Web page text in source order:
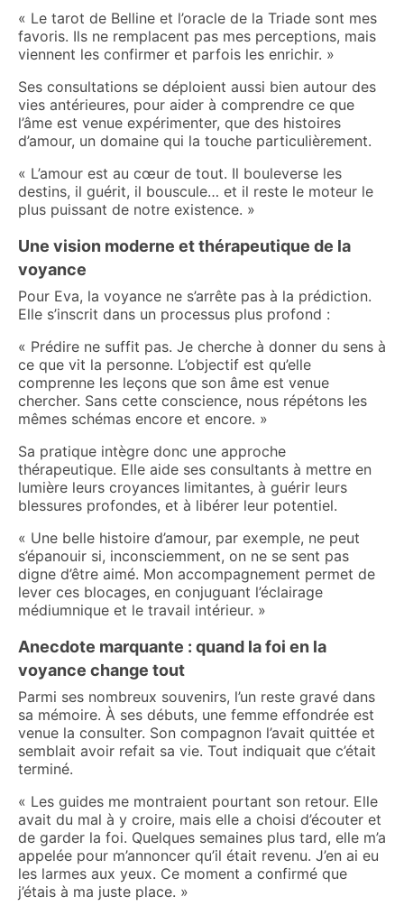
« Le tarot de Belline et l’oracle de la Triade sont mes
favoris. Ils ne remplacent pas mes perceptions, mais
viennent les confirmer et parfois les enrichir. »
Ses consultations se déploient aussi bien autour des
vies antérieures, pour aider à comprendre ce que
l’âme est venue expérimenter, que des histoires
d’amour, un domaine qui la touche particulièrement.
« L’amour est au cœur de tout. Il bouleverse les
destins, il guérit, il bouscule… et il reste le moteur le
plus puissant de notre existence. »
Une vision moderne et thérapeutique de la
voyance
Pour Eva, la voyance ne s’arrête pas à la prédiction.
Elle s’inscrit dans un processus plus profond :
« Prédire ne suffit pas. Je cherche à donner du sens à
ce que vit la personne. L’objectif est qu’elle
comprenne les leçons que son âme est venue
chercher. Sans cette conscience, nous répétons les
mêmes schémas encore et encore. »
Sa pratique intègre donc une approche
thérapeutique. Elle aide ses consultants à mettre en
lumière leurs croyances limitantes, à guérir leurs
blessures profondes, et à libérer leur potentiel.
« Une belle histoire d’amour, par exemple, ne peut
s’épanouir si, inconsciemment, on ne se sent pas
digne d’être aimé. Mon accompagnement permet de
lever ces blocages, en conjuguant l’éclairage
médiumnique et le travail intérieur. »
Anecdote marquante : quand la foi en la
voyance change tout
Parmi ses nombreux souvenirs, l’un reste gravé dans
sa mémoire. À ses débuts, une femme effondrée est
venue la consulter. Son compagnon l’avait quittée et
semblait avoir refait sa vie. Tout indiquait que c’était
terminé.
« Les guides me montraient pourtant son retour. Elle
avait du mal à y croire, mais elle a choisi d’écouter et
de garder la foi. Quelques semaines plus tard, elle m’a
appelée pour m’annoncer qu’il était revenu. J’en ai eu
les larmes aux yeux. Ce moment a confirmé que
j’étais à ma juste place. »